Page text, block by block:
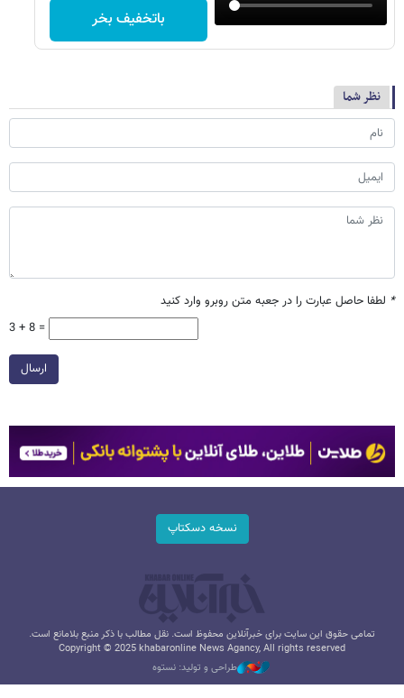
باتخفیف بخر
نظر شما
* لطفا حاصل عبارت را در جعبه متن روبرو وارد کنید
3 + 8 =
ارسال
نسخه دسکتاپ
تمامی حقوق این سایت برای خبرآنلاین محفوظ است. نقل مطالب با ذکر منبع بلامانع است.
Copyright © 2025 khabaronline News Agancy, All rights reserved
طراحی و تولید: نستوه